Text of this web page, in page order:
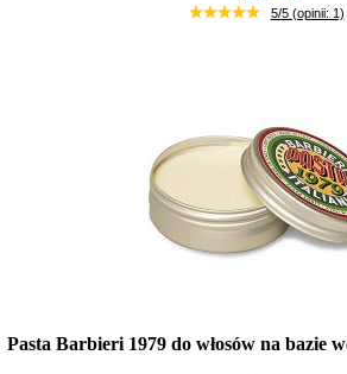
Duża ilość (wysyłka w 24h)
5/5 (opinii: 1)
Pasta Barbieri 1979 do włosów na bazie